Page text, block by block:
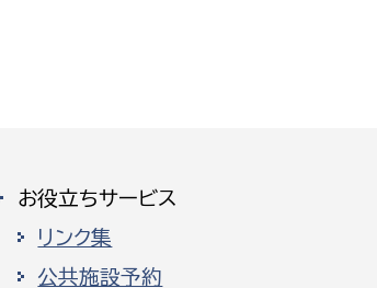
お役立ちサービス
リンク集
公共施設予約